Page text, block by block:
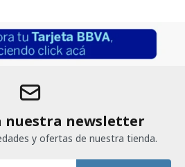
nuestra newsletter
y ofertas de nuestra tienda.